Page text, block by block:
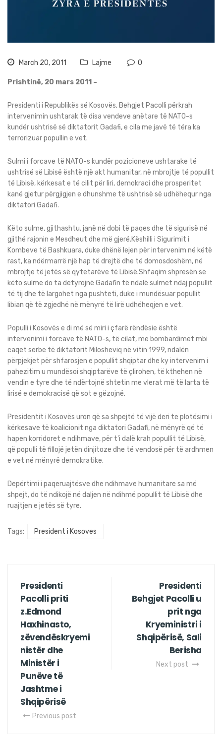
March 20, 2011 Lajme 0
Prishtinë, 20 mars 2011 –
Presidenti i Republikës së Kosovës, Behgjet Pacolli përkrah
intervenimin ushtarak të disa vendeve anëtare të NATO-s
kundër ushtrisë së diktatorit Gadafi, e cila me javë të tëra ka
terrorizuar popullin e vet.
Sulmi i forcave të NATO-s kundër pozicioneve ushtarake të
ushtrisë së Libisë është një akt humanitar, në mbrojtje të popullit
të Libisë, kërkesat e të cilit për liri, demokraci dhe prosperitet
kanë gjetur përgjigjen e dhunshme të ushtrisë së udhëhequr nga
diktatori Gadafi.
Këto sulme, gjithashtu, janë në dobi të paqes dhe të sigurisë në
gjithë rajonin e Mesdheut dhe më gjerë.Këshilli i Sigurimit i
Kombeve të Bashkuara, duke dhënë lejen për intervenim në këtë
rast, ka ndërmarrë një hap të drejtë dhe të domosdoshëm, në
mbrojtje të jetës së qytetarëve të Libisë.Shfaqim shpresën se
këto sulme do ta detyrojnë Gadafin të ndalë sulmet ndaj popullit
të tij dhe të largohet nga pushteti, duke i mundësuar popullit
libian që të zgjedhë në mënyrë të lirë udhëheqjen e vet.
Populli i Kosovës e di më së miri i çfarë rëndësie është
intervenimi i forcave të NATO-s, të cilat, me bombardimet mbi
caqet serbe të diktatorit Milosheviq në vitin 1999, ndalën
përpjekjet për shfarosjen e popullit shqiptar dhe ky intervenim i
pahezitim u mundësoi shqiptarëve të çlirohen, të kthehen në
vendin e tyre dhe të ndërtojnë shtetin me vlerat më të larta të
lirisë e demokracisë që sot e gëzojnë.
Presidentit i Kosovës uron që sa shpejtë të vijë deri te plotësimi i
kërkesave të koalicionit nga diktatori Gadafi, në mënyrë që të
hapen korridoret e ndihmave, për t’i dalë krah popullit të Libisë,
që populli të fillojë jetën dinjitoze dhe të vendosë për të ardhmen
e vet në mënyrë demokratike.
Depërtimi i paqeruajtësve dhe ndihmave humanitare sa më
shpejt, do të ndikojë në daljen në ndihmë popullit të Libisë dhe
ruajtjen e jetës së tyre.
Tags: President i Kosoves
Presidenti
Pacolli priti
z.Edmond
Haxhinasto,
zëvendëskryemi
nistër dhe
Ministër i
Punëve të
Jashtme i
Shqipërisë
Previous post
Presidenti
Behgjet Pacolli u
prit nga
Kryeministri i
Shqipërisë, Sali
Berisha
Next post